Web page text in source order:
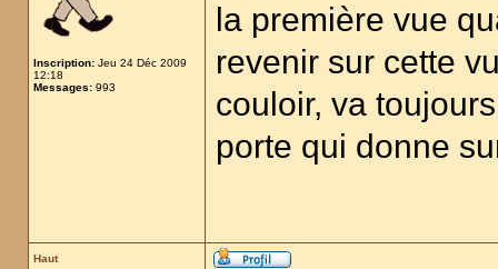
Inscription: Jeu 24 Déc 2009
12:18
Messages: 993
la première vue
revenir sur cette
couloir, va
porte qui donne
Haut